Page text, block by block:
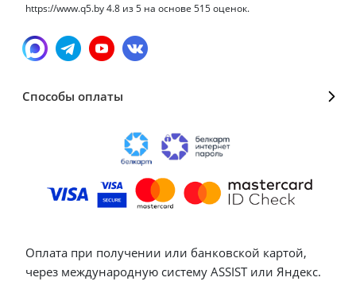
https://www.q5.by4.8 из5 на основе 515оценок.
Способы оплаты
Оплата при получении или банковской картой,
через международную систему ASSIST или Яндекс.